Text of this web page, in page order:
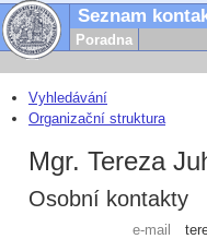
Seznam
Poradna
Vyhledávání
Organizační struktura
Mgr. Tereza
Osobní kontakty
e-mail